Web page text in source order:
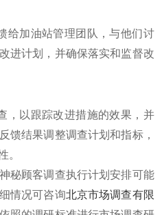
给加油站管理团队，与他们讨
进计划，并确保落实和监督改
，以跟踪改进措施的效果，并
馈结果调整调查计划和指标，
。
秘顾客调查执行计划安排可能
情况可咨询北京市场调查有限